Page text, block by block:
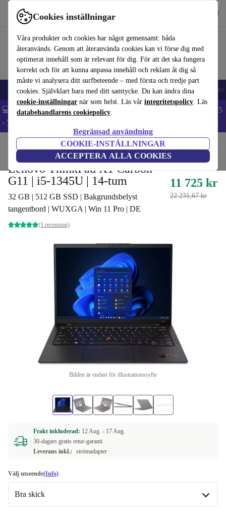
Cookies inställningar
Våra produkter och cookies har något gemensamt: båda
återanvänds. Genom att återanvända cookies kan vi förse dig med
optimerat innehåll som är relevant för dig. För att det ska fungera
korrekt och för att kunna anpassa innehåll och reklam åt dig så
måste vi analysera ditt surfbeteende – med första och tredje part
cookies. Självklart bara med ditt samtycke. Du kan ändra dina
cookie-inställningar när som helst. Läs vår integritetspolicy. Läs
databehandlarens cookiepolicy.
Begränsad användning
COOKIE-INSTÄLLNINGAR
ACCEPTERA ALLA COOKIES
Använd refurbed snabbt och enkelt
🎒 Back to school Mobiltelefoner Bärbara datorer Surfplattor
💻 Extra 5% rabatt på alla MacBooks och laptops - Code: LAPTOP5
- Villkor
Laptops Lenovo Bärbara datorer
Lenovo ThinkPad X1 Carbon
G11 | i5-1345U | 14-tum
32 GB | 512 GB SSD | Bakgrundsbelyst
tangentbord | WUXGA | Win 11 Pro | DE
(1 recension)
11 725 kr
22 231,67 kr
Bilden är endast för illustrationssyfte
Frakt inkluderad: 12 Aug. - 17 Aug.
30-dagars gratis retur-garanti
Leverans inkl.:
strömadapter
Välj utseende(Info)
Bra skick